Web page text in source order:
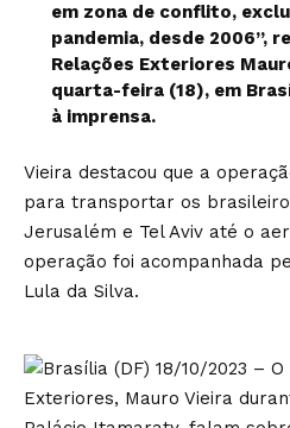
em zona de conflito,
pandemia, desde 2006”,
Relações Exteriores
quarta-feira (18), em
à imprensa.
Vieira destacou que a
para transportar os
Jerusalém e Tel Aviv até o
operação foi acompanhada
Lula da Silva.